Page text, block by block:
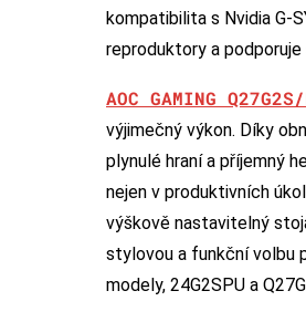
kompatibilita s Nvidia G-
reproduktory a
AOC GAMING Q27G2S/
výjimečný výkon. Díky
plynulé hraní a příjemný
nejen v produktivních
výškově nastavitelný
stylovou a funkční volbu
modely, 24G2SPU a